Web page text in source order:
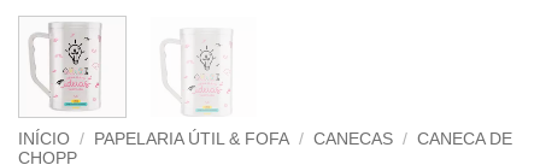
INÍCIO / PAPELARIA ÚTIL & FOFA / CANECAS / CANECA DE
CHOPP